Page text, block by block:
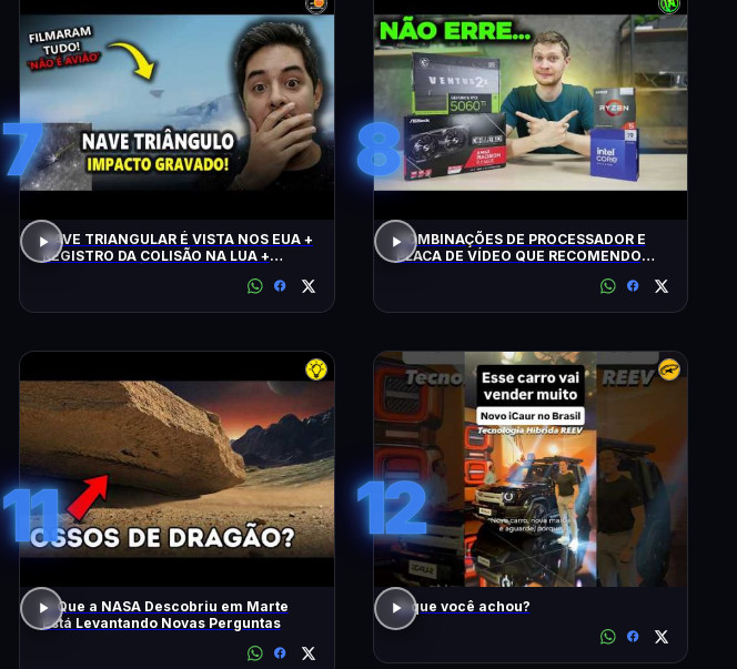
7
NAVE TRIANGULAR É VISTA NOS EUA +
REGISTRO DA COLISÃO NA LUA +
8
COMBINAÇÕES DE PROCESSADOR E
PLACA DE VÍDEO QUE RECOMENDO
11
O Que a NASA Descobriu em Marte
Está Levantando Novas Perguntas
12
O que você achou?